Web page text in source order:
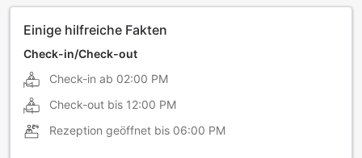
Einige hilfreiche Fakten
Check-in/Check-out
Check-in ab 02:00 PM
Check-out bis 12:00 PM
Rezeption geöffnet bis 06:00 PM